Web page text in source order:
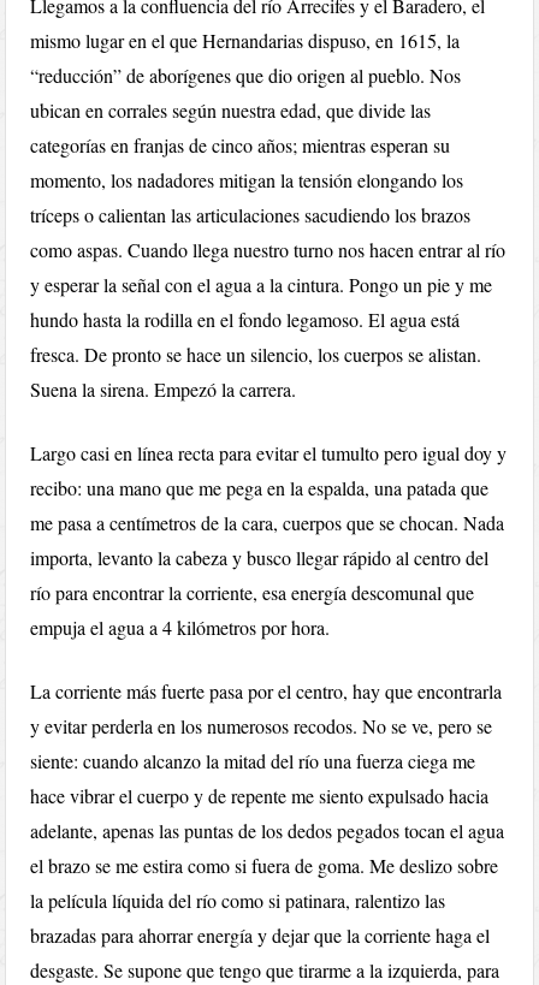
Llegamos a la confluencia del río Arrecifes y el Baradero, el
mismo lugar en el que Hernandarias dispuso, en 1615, la
“reducción” de aborígenes que dio origen al pueblo. Nos
ubican en corrales según nuestra edad, que divide las
categorías en franjas de cinco años; mientras esperan su
momento, los nadadores mitigan la tensión elongando los
tríceps o calientan las articulaciones sacudiendo los brazos
como aspas. Cuando llega nuestro turno nos hacen entrar al río
y esperar la señal con el agua a la cintura. Pongo un pie y me
hundo hasta la rodilla en el fondo legamoso. El agua está
fresca. De pronto se hace un silencio, los cuerpos se alistan.
Suena la sirena. Empezó la carrera.
Largo casi en línea recta para evitar el tumulto pero igual doy y
recibo: una mano que me pega en la espalda, una patada que
me pasa a centímetros de la cara, cuerpos que se chocan. Nada
importa, levanto la cabeza y busco llegar rápido al centro del
río para encontrar la corriente, esa energía descomunal que
empuja el agua a 4 kilómetros por hora.
La corriente más fuerte pasa por el centro, hay que encontrarla
y evitar perderla en los numerosos recodos. No se ve, pero se
siente: cuando alcanzo la mitad del río una fuerza ciega me
hace vibrar el cuerpo y de repente me siento expulsado hacia
adelante, apenas las puntas de los dedos pegados tocan el agua
el brazo se me estira como si fuera de goma. Me deslizo sobre
la película líquida del río como si patinara, ralentizo las
brazadas para ahorrar energía y dejar que la corriente haga el
desgaste. Se supone que tengo que tirarme a la izquierda, para